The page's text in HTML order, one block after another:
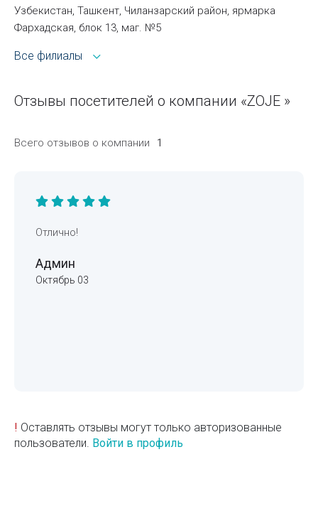
Узбекистан, Ташкент, Чиланзарский район, ярмарка
Фархадская, блок 13, маг. №5
Все филиалы
Отзывы посетителей о компании «ZOJE »
Всего отзывов о компании 1
Отлично!
Админ
Октябрь 03
! Оставлять отзывы могут только авторизованные
пользователи. Войти в профиль